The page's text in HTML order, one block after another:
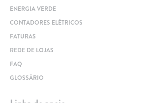
ENERGIA VERDE
CONTADORES ELÉTRICOS
FATURAS
REDE DE LOJAS
FAQ
GLOSSÁRIO